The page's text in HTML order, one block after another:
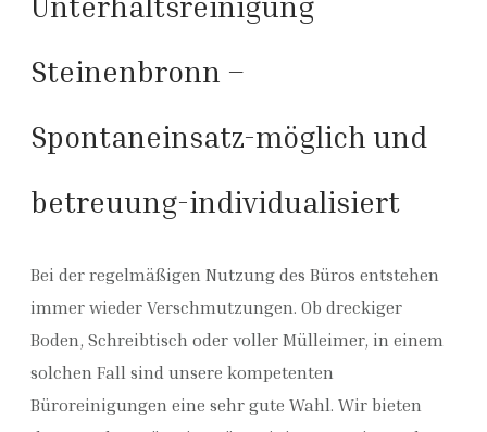
Steinenbronn –
Spontaneinsatz-möglich und
betreuung-individualisiert
Bei der regelmäßigen Nutzung des Büros entstehen
immer wieder Verschmutzungen. Ob dreckiger
Boden, Schreibtisch oder voller Mülleimer, in einem
solchen Fall sind unsere kompetenten
Büroreinigungen eine sehr gute Wahl. Wir bieten